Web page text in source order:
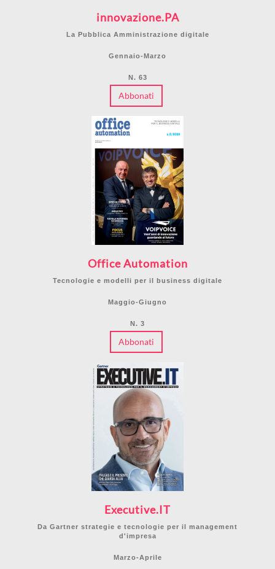
innovazione.PA
La Pubblica Amministrazione digitale
Gennaio-Marzo
N. 63
Abbonati
Office Automation
Tecnologie e modelli per il business digitale
Maggio-Giugno
N. 3
Abbonati
Executive.IT
Da Gartner strategie e tecnologie per il management
d'impresa
Marzo-Aprile